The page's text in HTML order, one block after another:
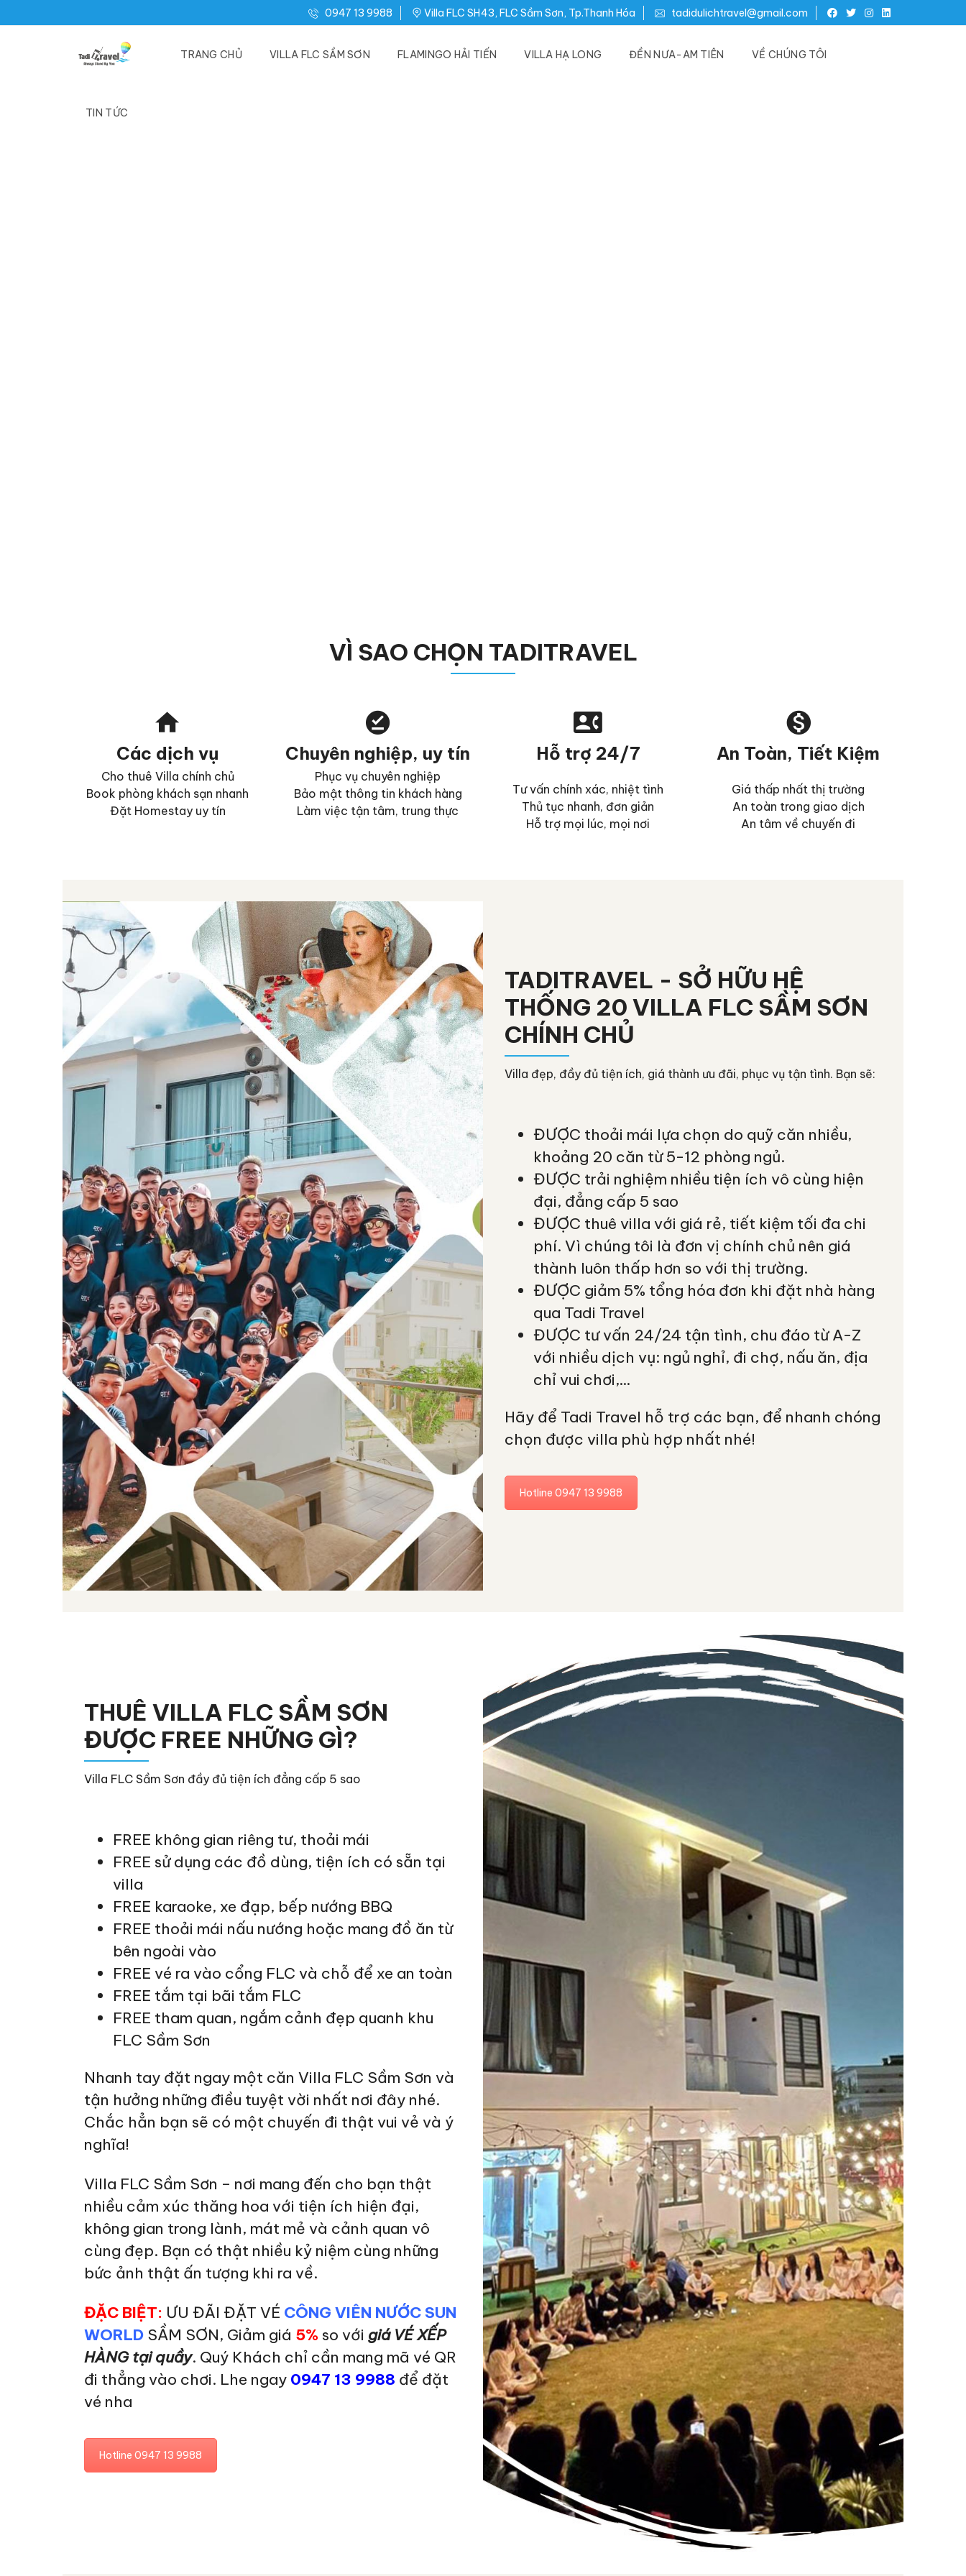
0947 13 9988 Villa FLC SH43, FLC Sầm Sơn, Tp.Thanh Hóa tadidulichtravel@gmail.com
TRANG CHỦ VILLA FLC SẦM SƠN FLAMINGO HẢI TIẾN VILLA HẠ LONG ĐỀN NƯA-AM TIÊN VỀ CHÚNG TÔI
TIN TỨC
VÌ SAO CHỌN TADITRAVEL
Các dịch vụ
Cho thuê Villa chính chủ
Book phòng khách sạn nhanh
Đặt Homestay uy tín
Chuyên nghiệp, uy tín
Phục vụ chuyên nghiệp
Bảo mật thông tin khách hàng
Làm việc tận tâm, trung thực
Hỗ trợ 24/7
Tư vấn chính xác, nhiệt tình
Thủ tục nhanh, đơn giản
Hỗ trợ mọi lúc, mọi nơi
An Toàn, Tiết Kiệm
Giá thấp nhất thị trường
An toàn trong giao dịch
An tâm về chuyến đi
TADITRAVEL - SỞ HỮU HỆ
THỐNG 20 VILLA FLC SẦM SƠN
CHÍNH CHỦ
Villa đẹp, đầy đủ tiện ích, giá thành ưu đãi, phục vụ tận tình. Bạn sẽ:
ĐƯỢC thoải mái lựa chọn do quỹ căn nhiều,
khoảng 20 căn từ 5-12 phòng ngủ.
ĐƯỢC trải nghiệm nhiều tiện ích vô cùng hiện
đại, đẳng cấp 5 sao
ĐƯỢC thuê villa với giá rẻ, tiết kiệm tối đa chi
phí. Vì chúng tôi là đơn vị chính chủ nên giá
thành luôn thấp hơn so với thị trường.
ĐƯỢC giảm 5% tổng hóa đơn khi đặt nhà hàng
qua Tadi Travel
ĐƯỢC tư vấn 24/24 tận tình, chu đáo từ A-Z
với nhiều dịch vụ: ngủ nghỉ, đi chợ, nấu ăn, địa
chỉ vui chơi,…
Hãy để Tadi Travel hỗ trợ các bạn, để nhanh chóng
chọn được villa phù hợp nhất nhé!
Hotline 0947 13 9988
THUÊ VILLA FLC SẦM SƠN
ĐƯỢC FREE NHỮNG GÌ?
Villa FLC Sầm Sơn đầy đủ tiện ích đẳng cấp 5 sao
FREE không gian riêng tư, thoải mái
FREE sử dụng các đồ dùng, tiện ích có sẵn tại
villa
FREE karaoke, xe đạp, bếp nướng BBQ
FREE thoải mái nấu nướng hoặc mang đồ ăn từ
bên ngoài vào
FREE vé ra vào cổng FLC và chỗ để xe an toàn
FREE tắm tại bãi tắm FLC
FREE tham quan, ngắm cảnh đẹp quanh khu
FLC Sầm Sơn
Nhanh tay đặt ngay một căn Villa FLC Sầm Sơn và
tận hưởng những điều tuyệt vời nhất nơi đây nhé.
Chắc hẳn bạn sẽ có một chuyến đi thật vui vẻ và ý
nghĩa!
Villa FLC Sầm Sơn – nơi mang đến cho bạn thật
nhiều cảm xúc thăng hoa với tiện ích hiện đại,
không gian trong lành, mát mẻ và cảnh quan vô
cùng đẹp. Bạn có thật nhiều kỷ niệm cùng những
bức ảnh thật ấn tượng khi ra về.
ĐẶC BIỆT: ƯU ĐÃI ĐẶT VÉ CÔNG VIÊN NƯỚC SUN
WORLD SẦM SƠN, Giảm giá 5% so với giá VÉ XẾP
HÀNG tại quầy. Quý Khách chỉ cần mang mã vé QR
đi thẳng vào chơi. Lhe ngay 0947 13 9988 để đặt
vé nha
Hotline 0947 13 9988